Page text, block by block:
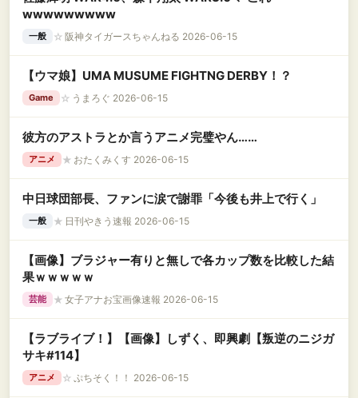
wwwwwwwww
一般 ☆ 阪神タイガースちゃんねる 2026-06-15
【ウマ娘】UMA MUSUME FIGHTNG DERBY！？
Game ☆ うまろぐ 2026-06-15
彼方のアストラとか言うアニメ完璧やん……
アニメ ★ おたくみくす 2026-06-15
中日球団部長、ファンに涙で謝罪「今後も井上で行く」
一般 ★ 日刊やきう速報 2026-06-15
【画像】ブラジャー有りと無しで各カップ数を比較した結
果ｗｗｗｗｗ
芸能 ★ 女子アナお宝画像速報 2026-06-15
【ラブライブ！】【画像】しずく、即興劇【叛逆のニジガ
サキ#114】
アニメ ☆ ぷちそく！！ 2026-06-15